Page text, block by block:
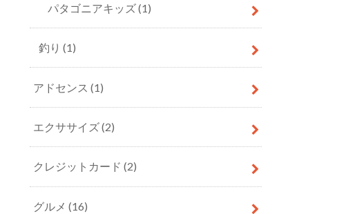
パタゴニアキッズ(1)
釣り (1)
アドセンス (1)
エクササイズ(2)
クレジットカード (2)
グルメ (16)